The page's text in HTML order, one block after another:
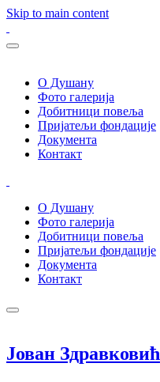
Skip to main content
О Душану
Фото галерија
Добитници повеља
Пријатељи фондације
Документа
Контакт
О Душану
Фото галерија
Добитници повеља
Пријатељи фондације
Документа
Контакт
Јован Здравковић